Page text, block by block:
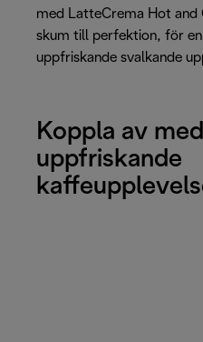
med LatteCrema Hot and
skum till perfektion, för
uppfriskande svalkande
Koppla av
uppfriskande